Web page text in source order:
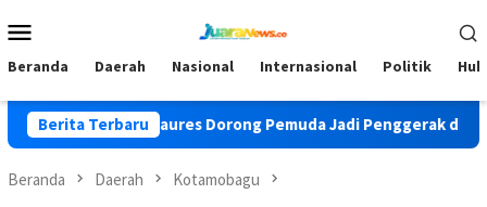
ke
Mobile
Beranda Daerah Nasional Internasional Politik
Berita Terbaru
Laures Dorong Pemuda Jadi Penggerak di Era Digital
Beranda Daerah Kotamobagu